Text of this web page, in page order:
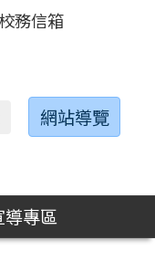
校務信箱
網站導覽
導專區